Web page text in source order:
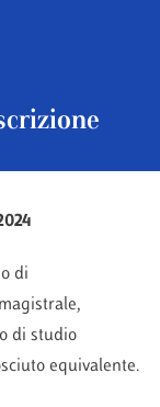
di
di studio
equivalente.